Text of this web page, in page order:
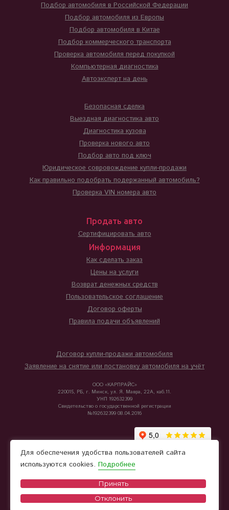
Подбор автомобиля в Российской Федерации
Подбор автомобиля из Европы
Подбор автомобиля в Китае
Подбор коммерческого транспорта
Проверка автомобиля перед покупкой
Компьютерная диагностика
Автоэксперт на день
Безопасная сделка
Выездная диагностика авто
Диагностика кузова
Проверка нового авто
Подбор авто под ключ
Юридическое совровождение купли-продажи
Как правильно подобрать подержанный автомобиль?
Проверка VIN номера авто
Продать авто
Сертифицировать авто
Информация
Как сделать заказ
Цены на услуги
Возврат денежных средств
Пользовательское соглашение
Договор оферты
Правила подачи объявлений
Договор купли-продажи автомобиля
Заявление на снятие или постановку автомобиля на учёт
ООО «КАРПРАЙС»
220015, РБ, г. Минск, ул. Я. Мавра, 22А, каб.11.
УНП 192632399
Свидетельство о государственной регистрации
№192632399 08.04.2016
Для обеспечения удобства пользователей сайта
используются cookies. Подробнее
Принять
Отклонить